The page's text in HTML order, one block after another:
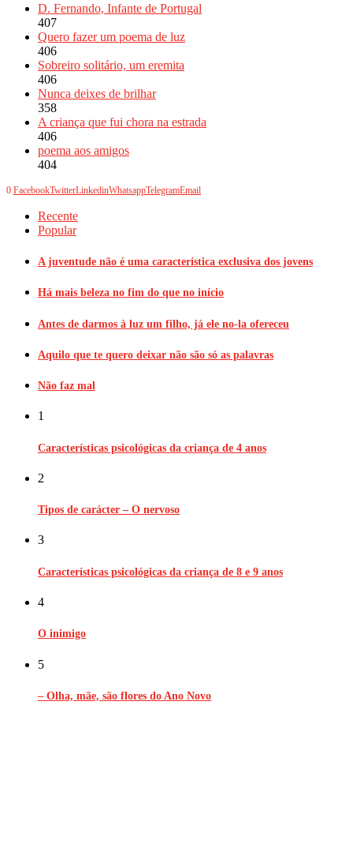
D. Fernando, Infante de Portugal
407
Quero fazer um poema de luz
406
Sobreiro solitário, um eremita
406
Nunca deixes de brilhar
358
A criança que fui chora na estrada
406
poema aos amigos
404
0 FacebookTwitterLinkedinWhatsappTelegramEmail
Recente
Popular
A juventude não é uma característica exclusiva dos jovens
Há mais beleza no fim do que no início
Antes de darmos à luz um filho, já ele no-la ofereceu
Aquilo que te quero deixar não são só as palavras
Não faz mal
1
Características psicológicas da criança de 4 anos
2
Tipos de carácter – O nervoso
3
Características psicológicas da criança de 8 e 9 anos
4
O inimigo
5
– Olha, mãe, são flores do Ano Novo